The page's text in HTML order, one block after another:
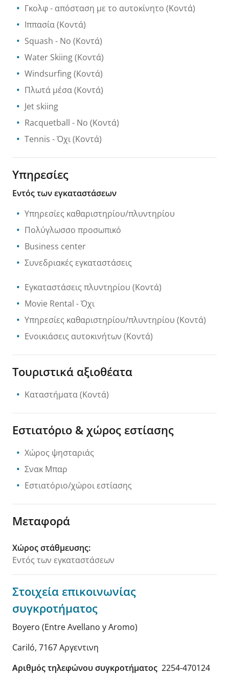
Γκολφ - απόσταση με το αυτοκίνητο (Κοντά)
Ιππασία(Κοντά)
Squash - No (Κοντά)
Water Skiing(Κοντά)
Windsurfing(Κοντά)
Πλωτά μέσα(Κοντά)
Jet skiing
Racquetball - No (Κοντά)
Tennis - Όχι(Κοντά)
Υπηρεσίες
Εντός των εγκαταστάσεων
Υπηρεσίες καθαριστηρίου/πλυντηρίου
Πολύγλωσσο προσωπικό
Business center
Συνεδριακές εγκαταστάσεις
Εγκαταστάσεις πλυντηρίου (Κοντά)
Movie Rental - Όχι
Υπηρεσίες καθαριστηρίου/πλυντηρίου (Κοντά)
Ενοικιάσεις αυτοκινήτων (Κοντά)
Τουριστικά αξιοθέατα
Καταστήματα(Κοντά)
Εστιατόριο & χώρος εστίασης
Χώρος ψησταριάς
Σνακ Μπαρ
Εστιατόριο/χώροι εστίασης
Μεταφορά
Χώρος στάθμευσης:
Εντός των εγκαταστάσεων
Στοιχεία επικοινωνίας
συγκροτήματος
Boyero (Entre Avellano y Aromo)
Cariló, 7167Αργεντινη
Αριθμός τηλεφώνου συγκροτήματος 2254-470124